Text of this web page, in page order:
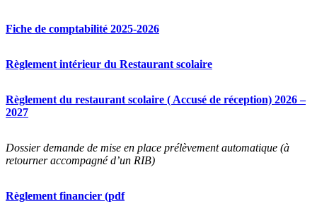
Fiche de comptabilité 2025-2026
Règlement intérieur du Restaurant scolaire
Règlement du restaurant scolaire ( Accusé de réception) 2026 –
2027
Dossier demande de mise en place prélèvement automatique (à
retourner accompagné d’un RIB)
Règlement financier (pdf